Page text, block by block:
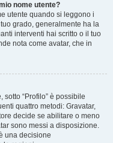
nome utente?
utente quando si leggono i
grado, generalmente ha la
interventi hai scritto o il tuo
nota come avatar, che in
“Profilo” è possibile
quattro metodi: Gravatar,
decide se abilitare o meno
sono messi a disposizione.
una decisione